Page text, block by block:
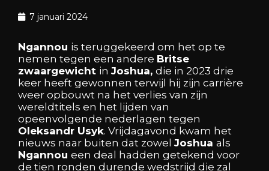
7 januari 2024
Ngannou is teruggekeerd om het op te
nemen tegen een andere Britse
zwaargewicht in Joshua, die in 2023 drie
keer heeft gewonnen terwijl hij zijn carrière
weer opbouwt na het verlies van zijn
wereldtitels en het lijden van
opeenvolgende nederlagen tegen
Oleksandr Usyk. Vrijdagavond kwam het
nieuws naar buiten dat zowel Joshua als
Ngannou een deal hadden getekend voor
de tien ronden durende wedstrijd die zal